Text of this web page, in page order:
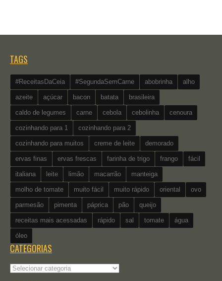
TAGS
#ReceitasDaCeia #SegundaSemCarne abobrinha alho
azeite açúcar bacon batata brasileira
caldo de legumes carne cebola cebolinha cenoura
cozinhando para 1 cozinhando para 2
cozinhando para muitos creme de leite demorado
ervas finas ervas frescas farinha de trigo frango fácil
italiana leite limão macarrão manteiga
molho de tomate muito fácil muito rápido oriental ovo
parmesão pimenta páprica pão queijo
receitas mais acessadas rápido sal tomate água
óleo
CATEGORIAS
Categorias